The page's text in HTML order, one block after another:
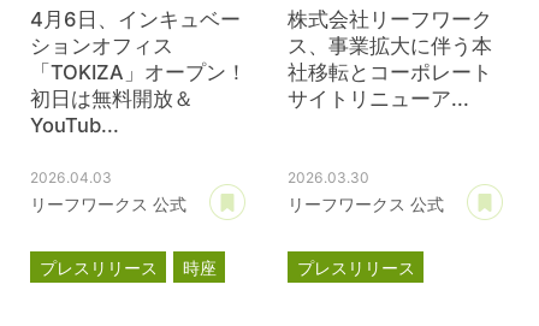
4月6日、インキュベー
ションオフィス
「TOKIZA」オープン！
初日は無料開放＆
YouTub...
2026.04.03
リーフワークス 公式
あとで読む
プレスリリース
時座
株式会社リーフワーク
ス、事業拡大に伴う本
社移転とコーポレート
サイトリニューア...
2026.03.30
リーフワークス 公式
プレスリリース